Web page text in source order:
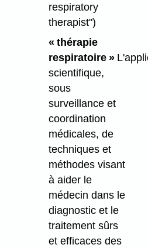
respiratory
therapist")
« thérapie
respiratoire »
scientifique,
sous
surveillance et
coordination
médicales, de
techniques et
méthodes visant
à aider le
médecin dans le
diagnostic et le
traitement sûrs
et efficaces des